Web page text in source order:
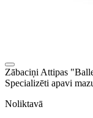
Zābaciņi Attipas
Specializēti apavi
Noliktavā